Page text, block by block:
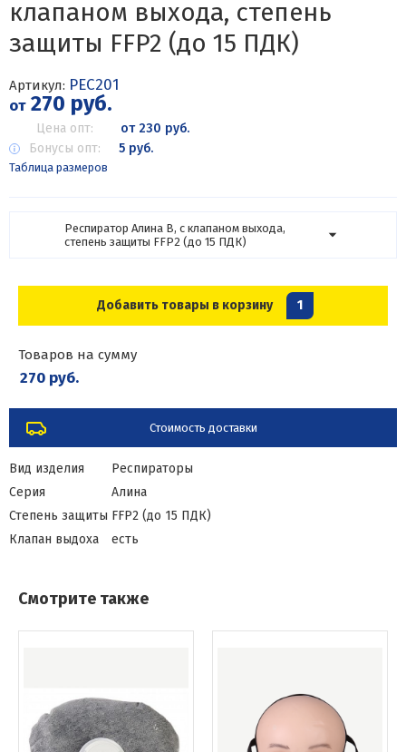
клапаном выхода, степень
защиты FFP2 (до 15 ПДК)
Артикул: РЕС201
от270 руб.
Цена опт:
от 230 руб.
Бонусы опт:
5 руб.
Таблица размеров
Респиратор Алина В, с клапаном выхода,
степень защиты FFP2 (до 15 ПДК)
Добавить товары в корзину 1
Товаров на сумму
270 руб.
Стоимость доставки
Вид изделия
Респираторы
Серия
Алина
Степень защиты FFP2 (до 15 ПДК)
Клапан выдоха
есть
Смотрите также